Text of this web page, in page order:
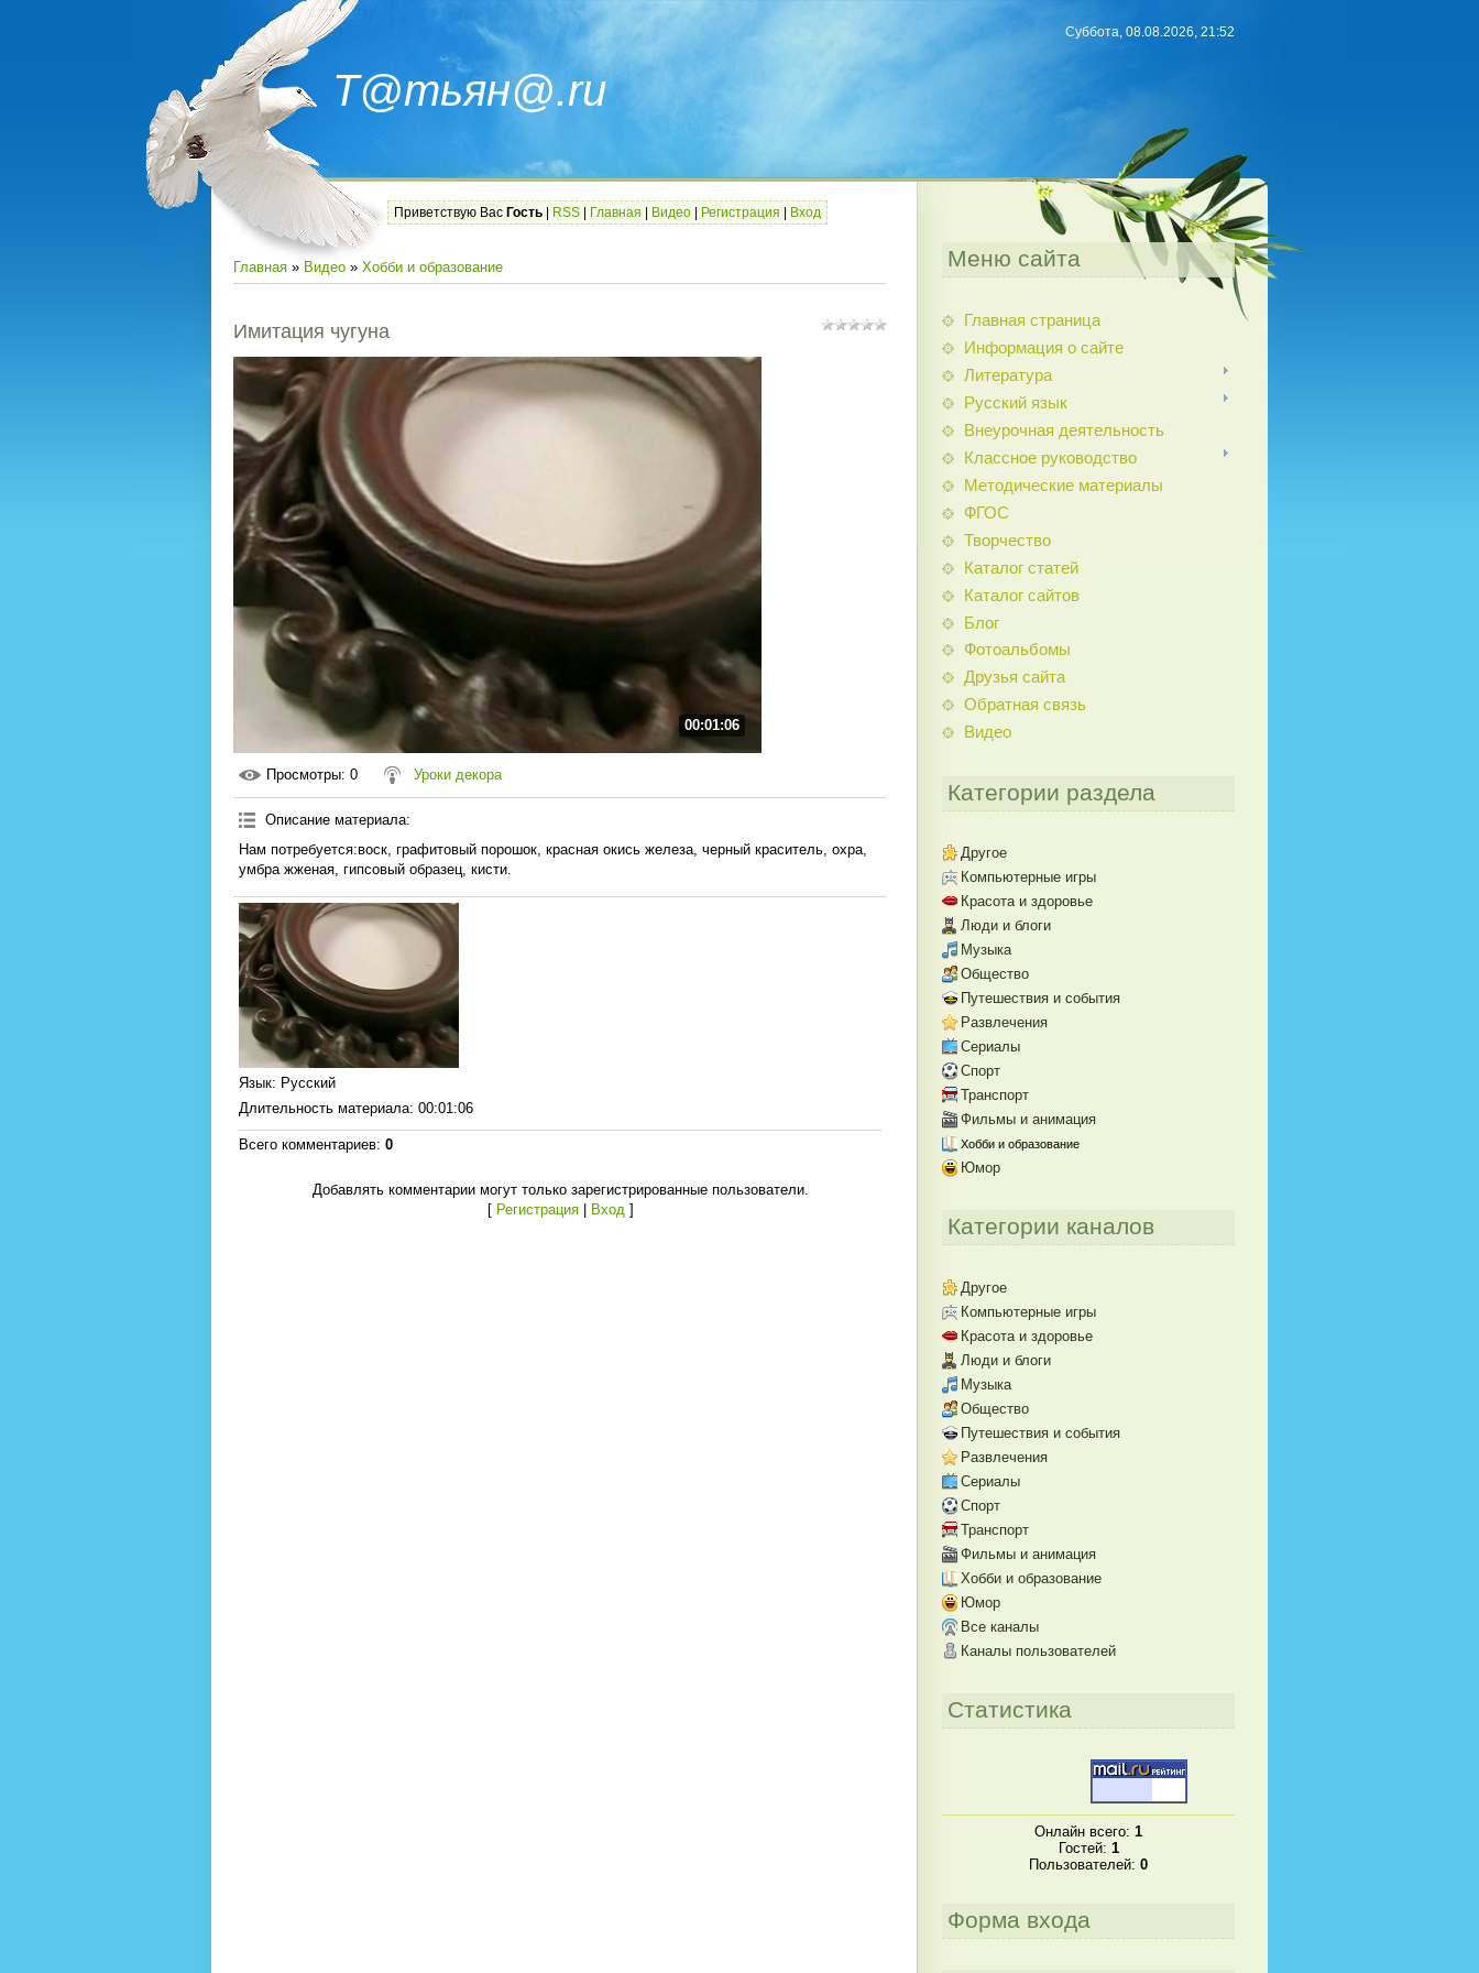
Т@тьян@.ru
Суббота, 08.08.2026, 21:52
Приветствую Вас Гость RSS Главная Видео Регистрация Вход
Главная » Видео » Хобби и образование
Имитация чугуна
00:01:06
Просмотры: 0 Уроки декора
Описание материала:
Нам потребуется:воск, графитовый порошок, красная окись железа, черный краситель, охра,
умбра жженая, гипсовый образец, кисти.
Язык: Русский
Длительность материала: 00:01:06
Всего комментариев: 0
Добавлять комментарии могут только зарегистрированные пользователи.
[ Регистрация| Вход]
Меню сайта
Главная страница
Информация о сайте
Литература
Русский язык
Внеурочная деятельность
Классное руководство
Методические материалы
ФГОС
Творчество
Каталог статей
Каталог сайтов
Блог
Фотоальбомы
Друзья сайта
Обратная связь
Видео
Категории раздела
Другое
Компьютерные игры
Красота и здоровье
Люди и блоги
Музыка
Общество
Путешествия и события
Развлечения
Сериалы
Спорт
Транспорт
Фильмы и анимация
Хобби и образование
Юмор
Категории каналов
Другое
Компьютерные игры
Красота и здоровье
Люди и блоги
Музыка
Общество
Путешествия и события
Развлечения
Сериалы
Спорт
Транспорт
Фильмы и анимация
Хобби и образование
Юмор
Все каналы
Каналы пользователей
Статистика
Онлайн всего: 1
Гостей: 1
Пользователей: 0
Форма входа